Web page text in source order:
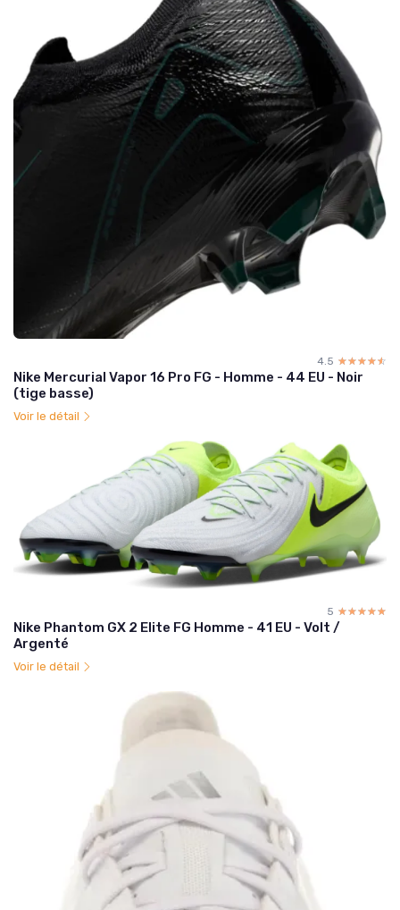
4.5 ☆☆☆☆☆
★★★★★
Nike Mercurial Vapor 16 Pro FG - Homme - 44 EU - Noir
(tige basse)
Voir le détail
5 ☆☆☆☆☆
★★★★★
Nike Phantom GX 2 Elite FG Homme - 41 EU - Volt /
Argenté
Voir le détail